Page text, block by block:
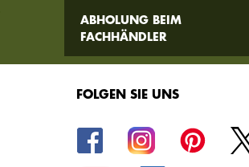
ABHOLUNG BEIM
FACHHÄNDLER
FOLGEN SIE UNS